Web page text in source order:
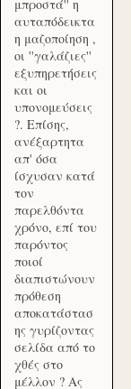
μπροστά'' η
αυταπόδεικτα
η μαζοποίηση ,
οι ''γαλάζιες''
εξυπηρετήσεις
και οι
υπονομεύσεις
?. Επίσης,
ανέξαρτητα
απ' όσα
ίσχυσαν κατά
τον
παρελθόντα
χρόνο, επί του
παρόντος
ποιοί
διαπιστώνουν
πρόθεση
αποκατάστασ
ης γυρίζοντας
σελίδα από το
χθές στο
μέλλον ? Ας